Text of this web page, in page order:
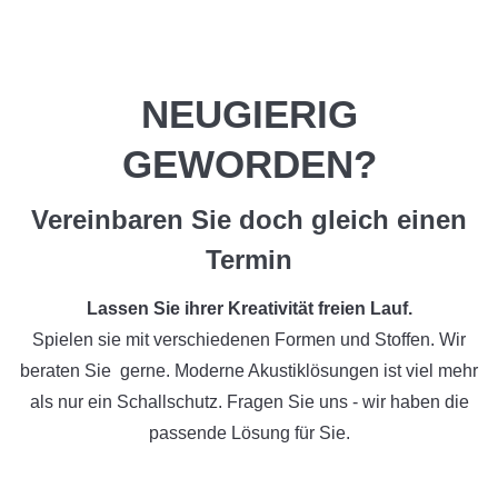
NEUGIERIG
GEWORDEN?
Vereinbaren Sie doch gleich einen
Termin
Lassen Sie ihrer Kreativität freien Lauf.
Spielen sie mit verschiedenen Formen und Stoffen. Wir
beraten Sie gerne. Moderne Akustiklösungen ist viel mehr
als nur ein Schallschutz. Fragen Sie uns - wir haben die
passende Lösung für Sie.